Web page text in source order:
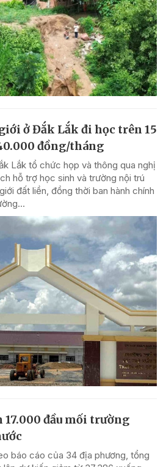
ở Đắk Lắk đi học trên 15
đồng/tháng
Lắk tổ chức họp và thông qua nghị
hỗ trợ học sinh và trường nội trú
đất liền, đồng thời ban hành chính
đầu mối trường
báo cáo của 34 địa phương, tổng